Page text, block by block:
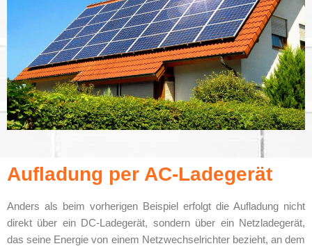
Aufladung per AC-Ladegerät
Anders als beim vorherigen Beispiel erfolgt die Aufladung nicht
direkt über ein DC-Ladegerät, sondern über ein Netzladegerät,
das seine Energie von einem Netzwechselrichter bezieht, an dem